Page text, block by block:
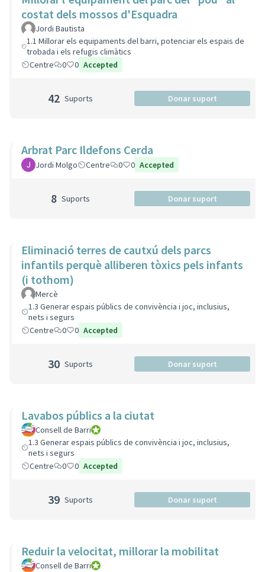
costat dels mossos d'Esquadra
Jordi Bautista
1.1 Millorar els equipaments del barri, potenciar els espais de
trobada i els refugis climàtics
Centre
0 0 Accepted
42 Suports Donar suport
Arbrat Parc Ildefons Cerda
Jordi Molgo Centre 0 0 Accepted
8 Suports Donar suport
Eliminació terres de cautxú dels parcs
infantils perquè alliberen tòxics pels infants
(i tothom)
Mercè
1.3 Generar espais públics de convivència i joc, inclusius,
nets i segurs
Centre
0 0 Accepted
30 Suports Donar suport
Lavabos públics a la ciutat
Consell de BarriConsell de Barri
1.3 Generar espais públics de convivència i joc, inclusius,
nets i segurs
Centre
0 0 Accepted
39 Suports Donar suport
Reduir la velocitat, millorar la mobilitat
Consell de BarriConsell de Barri